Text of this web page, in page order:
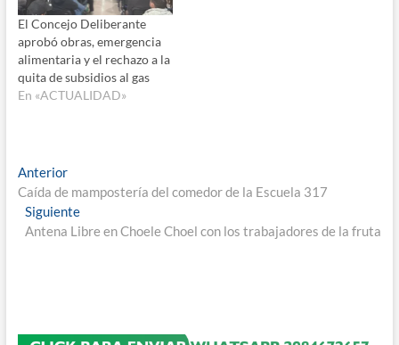
El Concejo Deliberante
aprobó obras, emergencia
alimentaria y el rechazo a la
quita de subsidios al gas
En «ACTUALIDAD»
Navegación
de
entradas
AnteriorEntrada
anterior:
Caída de mampostería del comedor de la Escuela 317
SiguienteEntrada
siguiente:
Antena Libre en Choele Choel con los trabajadores de la fruta